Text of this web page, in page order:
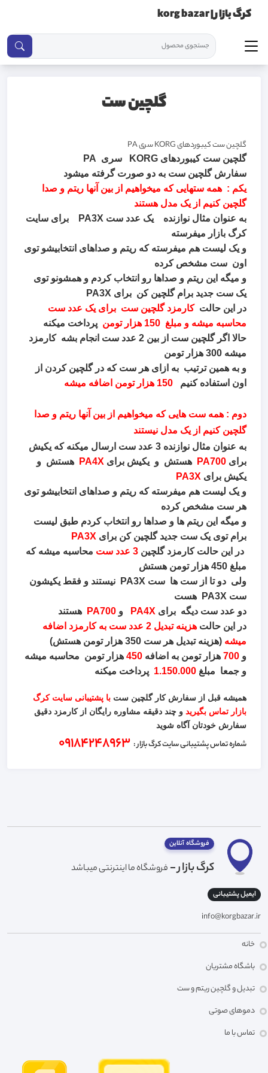
کرگ بازار | korg bazar
گلچین ست
گلچین ست کیبوردهای KORG سری PA
گلچین ست کیبوردهای KORG سری PA
سفارش گلچین ست به دو صورت گرفته میشود
یکم : همه ستهایی که میخواهیم از بین آنها ریتم و صدا
گلچین کنیم از یک مدل هستند
به عنوان مثال نوازنده یک عدد ست PA3X برای سایت
کرگ بازار میفرسته
و یک لیست هم میفرسته که ریتم و صداهای انتخابیشو توی
اون ست مشخص کرده
و میگه این ریتم و صداها رو انتخاب کردم و همشونو توی
یک ست جدید برام گلچین کن برای PA3X
در این حالتکارمزد گلچین ست برای یک عدد ست
محاسبه میشه و مبلغ 150 هزار تومن
پرداخت میکنه
حالا اگر گلچین ست از بین 2 عدد ست انجام بشه کارمزد
میشه 300 هزار تومن
و به همین ترتیب به ازای هر ست که در گلچین کردن از
اون استفاده کنیم 150 هزار تومن اضافه میشه
دوم : همه ست هایی که میخواهیم از بین آنها ریتم و صدا
گلچین کنیم از یک مدل نیستند
به عنوان مثال نوازنده 3 عدد ست ارسال میکنه که یکیش
برای PA700 هستش و یکیش برای PA4X
هستش و
یکیش برای PA3X
و یک لیست هم میفرسته که ریتم و صداهای انتخابیشو توی
هر ست مشخص کرده
و میگه این ریتم ها و صداها رو انتخاب کردم طبق لیست
برام توی یک ست جدید گلچین کن برای PA3X
در این حالت کارمزد گلچین 3 عدد ست
محاسبه میشه که
مبلغ 450 هزار تومن هستش
ولی دو تا از ست ها ست PA3X نیستند و فقط یکیشون
ست PA3X هست
دو عدد ست دیگه برای PA4X و PA700
هستند
در این حالت
هزینه تبدیل 2 عدد ست به کارمزد اضافه
میشه (هزینه تبدیل هر ست 350 هزار تومن هستش)
و 700 هزار تومن به اضافه 450 هزار تومن محاسبه میشه
و جمعا مبلغ 1.150.000 پرداخت میکنه
همیشه قبل از سفارش کار گلچین ست با پشتیبانی سایت کرگ
بازار تماس بگیرید و چند دقیقه مشاوره رایگان از کارمزد دقیق
سفارش خودتان آگاه شوید
شماره تماس پشتیبانی سایت کرگ بازار :
فروشگاه آنلاین
کرگ بازار - فروشگاه ما اینترنتی میباشد
ایمیل پشتیبانی
info@korgbazar.ir
خانه
باشگاه مشتریان
تبدیل و گلچین ریتم و ست
دموهای صوتی
تماس با ما